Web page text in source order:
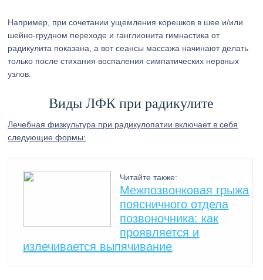
Например, при сочетании ущемления корешков в шее и/или
шейно-грудном переходе и ганглионита гимнастика от
радикулита показана, а вот сеансы массажа начинают делать
только после стихания воспаления симпатических нервных
узлов.
Виды ЛФК при радикулите
Лечебная физкультура при радикулопатии включает в себя
следующие формы:
Читайте также:
Межпозвонковая грыжа
поясничного отдела
позвоночника: как
проявляется и
излечивается выпячивание